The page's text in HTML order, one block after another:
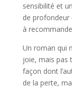
sensibilité et
de profondeur
à
Un roman qui
joie, mais pas
façon dont
de la perte,